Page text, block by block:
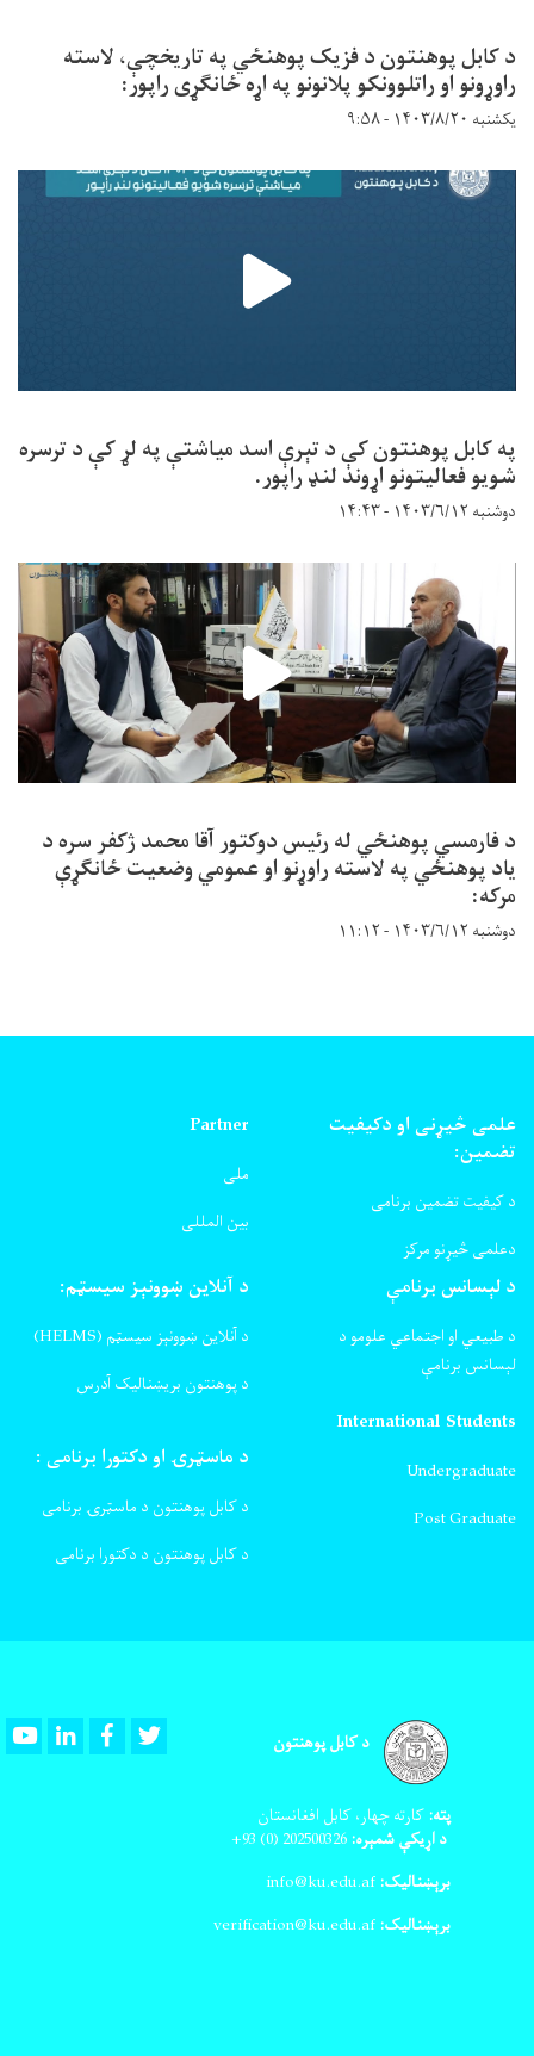
د کابل پوهنتون د فزیک پوهنځي په تاریخچې، لاسته
راوړونو او راتلوونکو پلانونو په اړه ځانګړی راپور:
یکشنبه ۱۴۰۳/۸/۲۰ - ۹:۵۸
په کابل پوهنتون کې د تېرې اسد میاشتې په لړ کې د ترسره
شویو فعالیتونو اړوند لنډ راپور.
دوشنبه ۱۴۰۳/۶/۱۲ - ۱۴:۴۳
د فارمسي پوهنځي له رئیس دوکتور آقا محمد ژکفر سره د
یاد پوهنځي په لاسته راوړنو او عمومي وضعیت ځانګړې
مرکه:
دوشنبه ۱۴۰۳/۶/۱۲ - ۱۱:۱۲
علمی څیړنی او دکیفیت
تضمین:
د کیفیت تضمین برنامی
دعلمی څیړنو مرکز
Partner
ملی
بین المللی
د لېسانس برنامې
د طبیعي او اجتماعي علومو د
لېسانس برنامې
د آنلاین ښوونېز سیسټم:
د آنلاین ښوونېز سیسټم (HELMS)
د پوهنتون بریښنالیک آدرس
International Students
Undergraduate
Post Graduate
د ماسټرۍ او دکتورا برنامی :
د کابل پوهنتون د ماسټرۍ برنامی
د کابل پوهنتون د دکتورا برنامی
د کابل پوهنتون YoutubeLinkedInFacebook
پته: کارته چهار، کابل افغانستان
د اړیکې شمېره: 202500326
(0) 93+
برېښنالیک:
برېښنالیک: